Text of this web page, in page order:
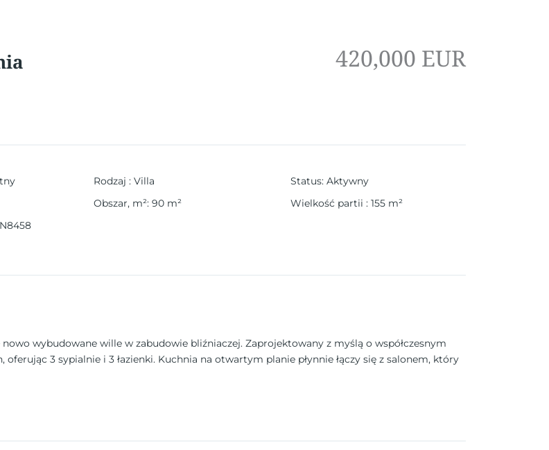
420,000 EUR
Rodzaj : Villa Status: Aktywny
Obszar, m²: 90 m² Wielkość partii : 155 m²
N8458
wybudowane wille w zabudowie bliźniaczej. Zaprojektowany z myślą o współczesnym
3 sypialnie i 3 łazienki. Kuchnia na otwartym planie płynnie łączy się z salonem, który
również prywatny basen i miejsce parkingowe.
i wykończeń. Zewnętrzna stolarka wykonana jest z aluminium z przegrodą termiczną, a